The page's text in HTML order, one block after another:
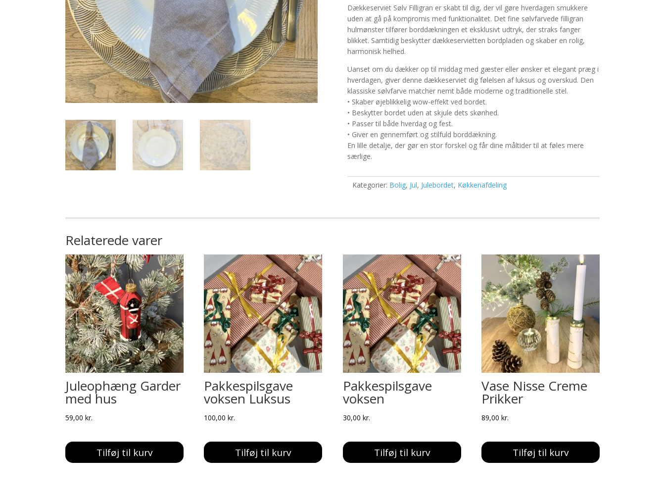
Dækkeserviet Sølv Filligran er skabt til dig, der vil gøre hverdagen smukkere
uden at gå på kompromis med funktionalitet. Det fine sølvfarvede filligran
hulmønster tilfører borddækningen et eksklusivt udtryk, der straks fanger
blikket. Samtidig beskytter dækkeservietten bordpladen og skaber en rolig,
harmonisk helhed.
Uanset om du dækker op til middag med gæster eller ønsker et elegant præg i
hverdagen, giver denne dækkeserviet dig følelsen af luksus og overskud. Den
klassiske sølvfarve matcher nemt både moderne og traditionelle stel.
• Skaber øjeblikkelig wow-effekt ved bordet.
• Beskytter bordet uden at skjule dets skønhed.
• Passer til både hverdag og fest.
• Giver en gennemført og stilfuld borddækning.
En lille detalje, der gør en stor forskel og får dine måltider til at føles mere
særlige.
Kategorier: Bolig, Jul, Julebordet, Køkkenafdeling
Relaterede varer
Juleophæng Garder
med hus
59,00 kr.
Tilføj til kurv
Pakkespilsgave
voksen Luksus
100,00kr.
Tilføj til kurv
Pakkespilsgave
voksen
30,00 kr.
Tilføj til kurv
Vase Nisse Creme
Prikker
89,00 kr.
Tilføj til kurv